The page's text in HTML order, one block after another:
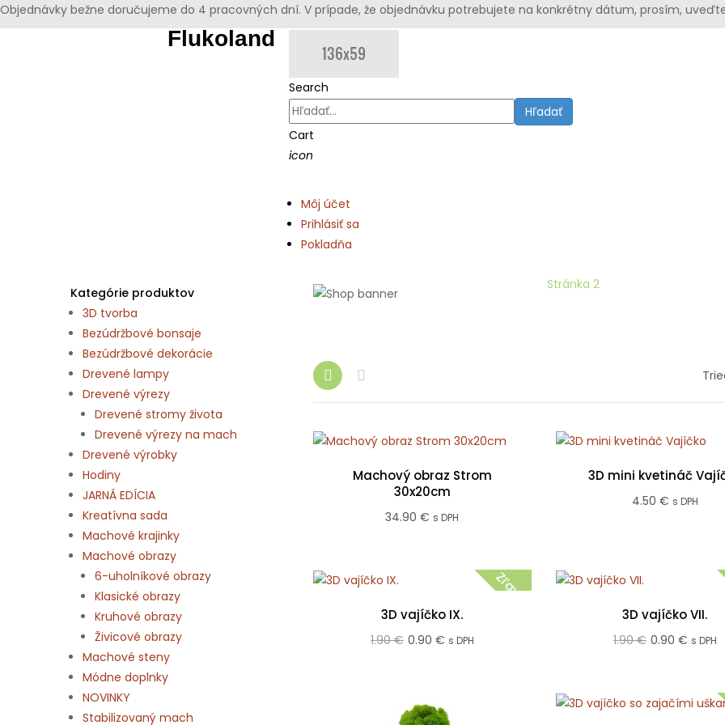
Objednávky bežne doručujeme do 4 pracovných dní. V prípade, že objednávku potrebujete na konkrétny dátum, prosím,
Flukoland
Search
Hľadať
Cart
icon
Môj účet
Prihlásiť sa
Pokladňa
Kategórie produktov
3D tvorba
Bezúdržbové bonsaje
Bezúdržbové dekorácie
Drevené lampy
Drevené výrezy
Drevené stromy života
Drevené výrezy na mach
Drevené výrobky
Hodiny
JARNÁ EDÍCIA
Kreatívna sada
Machové krajinky
Machové obrazy
6-uholníkové obrazy
Klasické obrazy
Kruhové obrazy
Živicové obrazy
Machové steny
Módne doplnky
NOVINKY
Stabilizovaný mach
Stránka 2
Machový obraz Strom
30x20cm
34.90€ s DPH
3D mini kvetináč
4.50 € s DPH
Zľava!
3D vajíčko IX.
1.90€ Pôvodná
1.90 €.
0.90 €Aktuálna
0.90 €.
s DPH
3D vajíčko VII.
1.90€ Pôvodná
1.90 €.
0.90 €
0.90 €.
s DPH